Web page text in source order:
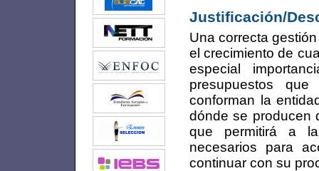
Justificación/
Una correcta
el crecimiento de
especial
presupuestos
conforman la
dónde se producen
que permitirá a
necesarios para
continuar con su